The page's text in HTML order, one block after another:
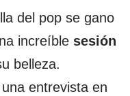
del pop se gano
increíble sesión
belleza.
entrevista en